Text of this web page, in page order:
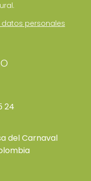
personales
24
del Carnaval